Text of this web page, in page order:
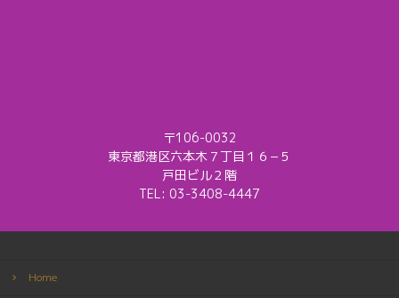
〒106-0032
東京都港区六本木７丁目１６−５
戸田ビル２階
TEL: 03-3408-4447
Home